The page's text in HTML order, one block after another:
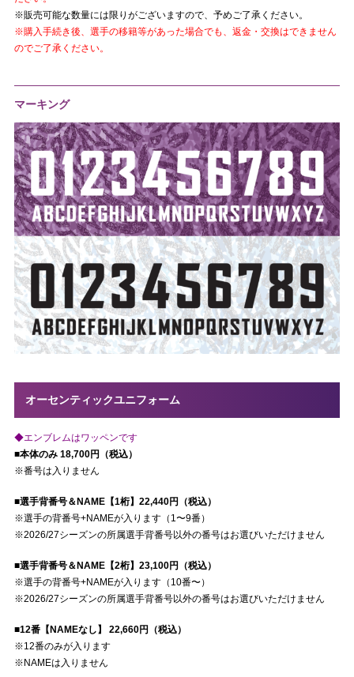
※販売可能な数量には限りがございますので、予めご了承ください。
※購入手続き後、選手の移籍等があった場合でも、返金・交換はできません
のでご了承ください。
マーキング
オーセンティックユニフォーム
◆エンブレムはワッペンです
■本体のみ 18,700円（税込）
※番号は入りません
■選手背番号＆NAME【1桁】22,440円（税込）
※選手の背番号+NAMEが入ります（1〜9番）
※2026/27シーズンの所属選手背番号以外の番号はお選びいただけません
■選手背番号＆NAME【2桁】23,100円（税込）
※選手の背番号+NAMEが入ります（10番〜）
※2026/27シーズンの所属選手背番号以外の番号はお選びいただけません
■12番【NAMEなし】 22,660円（税込）
※12番のみが入ります
※NAMEは入りません